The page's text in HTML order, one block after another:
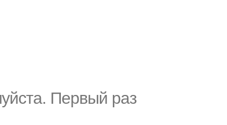
Первый раз